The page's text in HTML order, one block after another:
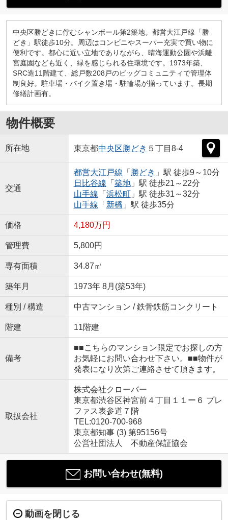
中央区勝どきに佇むシャンボール第2築地。都営大江戸線「勝
どき」駅徒歩10分。周辺はコンビニやスーパー充実で買い物に
便利です。都心に近い立地でありながら、晴海運動公園や浜離
宮庭園なども近く、緑を感じられる住環境です。1973年築、
SRC造11階建て、総戸数208戸のビッグコミュニティで管理体
制良好。駐車場・バイク置き場・駐輪場が揃っています。長期
修繕計画有。
物件概要
所在地 東京都中央区勝どき ５丁目8-4
交通
都営大江戸線 「 勝どき 」駅 徒歩9～10分
日比谷線 「 築地」駅 徒歩21～22分
山手線 「 浜松町」駅 徒歩31～32分
山手線 「 新橋 」駅 徒歩35分
価格 4,180万円
管理費 5,800円
専有面積 34.87㎡
築年月 1973年 8月(築53年)
種別 / 構造 中古マンション / 鉄骨鉄筋コンクリート
階建 11階建
備考
■■こちらのマンション限定でお探しの方
お気軽にお問い合わせ下さい。■■物件が
発表になり次第ご連絡させて頂きます。
取扱会社
株式会社クローバー
東京都渋谷区神宮前４丁目１１ー６ プレ
ファス表参道７階
TEL:0120-700-968
東京都知事 (3) 第95156号
公営社団法人 不動産保証協会
お問い合わせ(無料)
動画を閉じる